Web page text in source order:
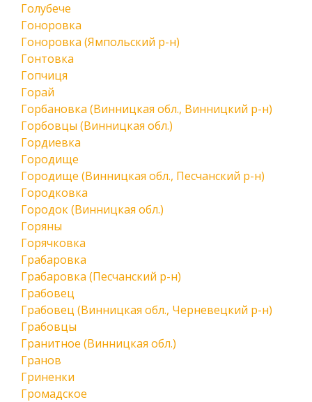
Голубече
Гоноровка
Гоноровка (Ямпольский р-н)
Гонтовка
Гопчиця
Горай
Горбановка (Винницкая обл., Винницкий р-н)
Горбовцы (Винницкая обл.)
Гордиевка
Городище
Городище (Винницкая обл., Песчанский р-н)
Городковка
Городок (Винницкая обл.)
Горяны
Горячковка
Грабаровка
Грабаровка (Песчанский р-н)
Грабовец
Грабовец (Винницкая обл., Черневецкий р-н)
Грабовцы
Гранитное (Винницкая обл.)
Гранов
Гриненки
Громадское